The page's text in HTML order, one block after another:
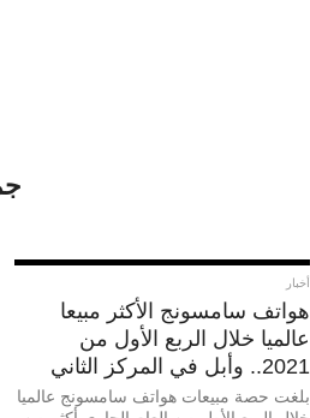
أخبار
هواتف سامسونج الأكثر مبيعا
عالميا خلال الربع الأول من
2021.. وأبل في المركز الثاني
بلغت حصة مبيعات هواتف سامسونج عالميا